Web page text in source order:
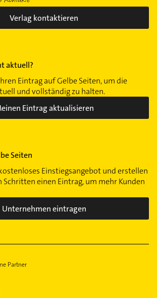
Verlag kontaktieren
aktuell?
Eintrag auf Gelbe Seiten, um die
und vollständig zu halten.
Eintrag aktualisieren
Seiten
Einstiegsangebot und erstellen
Schritten einen Eintrag, um mehr Kunden
Unternehmen eintragen
Partner